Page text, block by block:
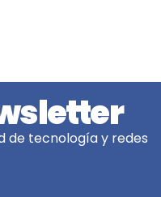
de tecnología y redes